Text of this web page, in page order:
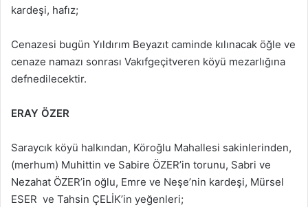
kardeşi, hafız;
Cenazesi bugün Yıldırım Beyazıt caminde kılınacak öğle ve
cenaze namazı sonrası Vakıfgeçitveren köyü mezarlığına
defnedilecektir.
ERAY ÖZER
Saraycık köyü halkından, Köroğlu Mahallesi sakinlerinden,
(merhum) Muhittin ve Sabire ÖZER’in torunu, Sabri ve
Nezahat ÖZER’in oğlu, Emre ve Neşe’nin kardeşi, Mürsel
ESER ve Tahsin ÇELİK’in yeğenleri;